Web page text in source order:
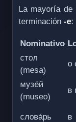
La mayoría de
terminación -е:
Nominativo
стол
(mesa)
о
музе́й
(museo)
в
слова́рь
в